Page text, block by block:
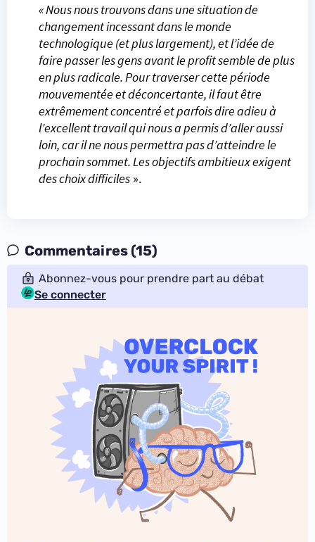
« Nous nous trouvons dans une situation de
changement incessant dans le monde
technologique (et plus largement), et l’idée de
faire passer les gens avant le profit semble de plus
en plus radicale. Pour traverser cette période
mouvementée et déconcertante, il faut être
extrêmement concentré et parfois dire adieu à
l’excellent travail qui nous a permis d’aller aussi
loin, car il ne nous permettra pas d’atteindre le
prochain sommet. Les objectifs ambitieux exigent
des choix difficiles ».
Commentaires (15)
Abonnez-vous pour prendre part au débat
Se connecter